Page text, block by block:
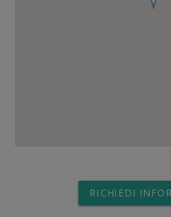
RICHIEDI